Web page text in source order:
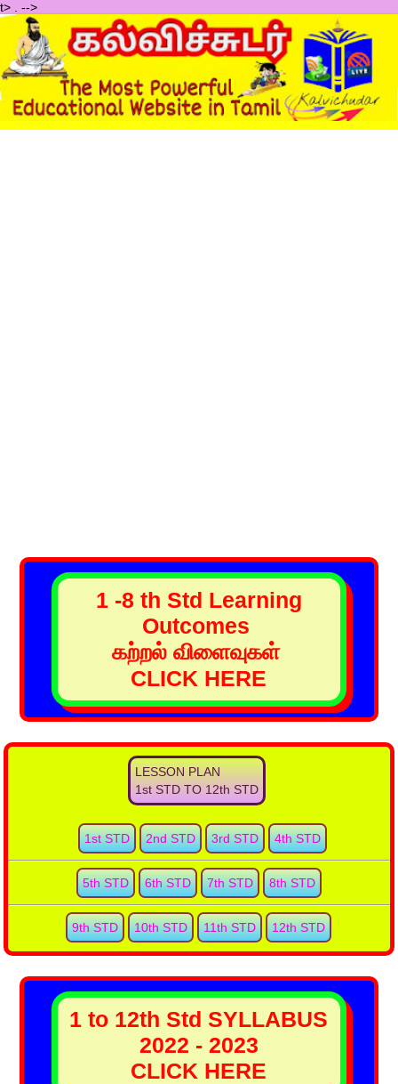
t> -->
1 -8 th Std Learning
Outcomes
கற்றல் விளைவுகள்
CLICK HERE
LESSON PLAN
1st STD TO 12th STD
1st STD 2nd STD 3rd STD 4th STD
5th STD 6th STD 7th STD 8th STD
9th STD 10th STD 11th STD 12th STD
1 to 12th Std SYLLABUS
2022 - 2023
CLICK HERE